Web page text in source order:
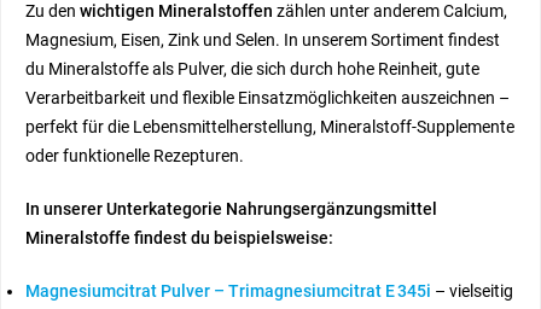
Zu den wichtigen Mineralstoffen zählen unter anderem Calcium,
Magnesium, Eisen, Zink und Selen. In unserem Sortiment findest
du Mineralstoffe als Pulver, die sich durch hohe Reinheit, gute
Verarbeitbarkeit und flexible Einsatzmöglichkeiten auszeichnen –
perfekt für die Lebensmittelherstellung, Mineralstoff-Supplemente
oder funktionelle Rezepturen.
In unserer Unterkategorie Nahrungsergänzungsmittel
Mineralstoffe findest du beispielsweise:
Magnesiumcitrat Pulver – Trimagnesiumcitrat E 345i – vielseitig